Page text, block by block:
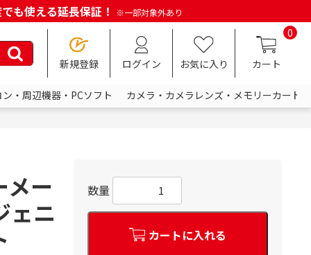
も使える延長保証！ ※一部対象外あり
新規登録 ログイン お気に入り
0
カート
・周辺機器・PCソフト カメラ・カメラレンズ・メモリーカード
ー
ェニ
数量
カートに入れる